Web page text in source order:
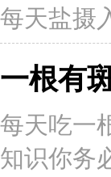
每天盐摄
一根有
每天吃一
知识你务